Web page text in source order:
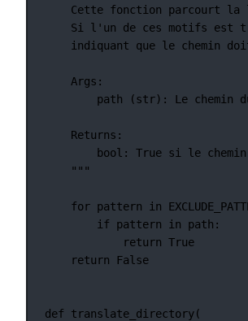
Cette fonction parcourt la
Si l'un de ces motifs est
indiquant que le chemin
Args:
path (str): Le chemin
Returns:
bool: True si le
"""
for pattern in
if pattern in path:
return True
return
False
def translate_directory(